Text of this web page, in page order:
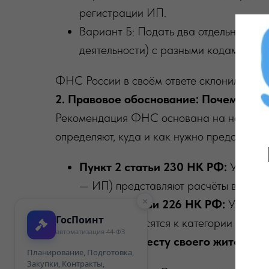
регистрации ИП.
Вариант Б: Подать два отдельных
деятельности) с разными кодами
ФНС России в своём ответе склонилась ко
2. Правовое обоснование: Почему
Рекомендация ФНС основана на нормах
определяют, куда и как нужно
Пункт 2 статьи 230 НК РФ:
— ИП) представляют расчёты в
Пункт 7 статьи 226 НК РФ:
которые относятся к категории
по месту своего жительства
×
ГосПоинт
автоматизация 44-ФЗ
Планирование, Подготовка,
Закупки, Контракты,